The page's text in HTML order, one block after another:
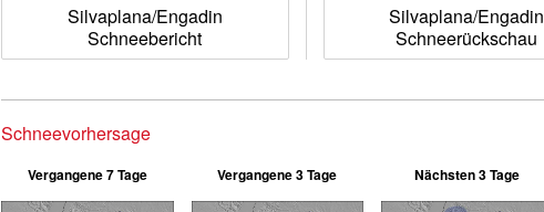
Silvaplana/Engadin
Schneebericht
Silvaplana/Engadin
Schneerückschau
Schneevorhersage
Vergangene 7 Tage Vergangene 3 Tage Nächsten 3 Tage